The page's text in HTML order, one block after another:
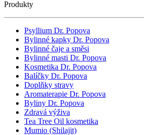
Produkty
Psyllium Dr. Popova
Bylinné kapky Dr. Popova
Bylinné čaje a směsi
Bylinné masti Dr. Popova
Kosmetika Dr. Popova
Balíčky Dr. Popova
Doplňky stravy
Aromaterapie Dr. Popova
Byliny Dr. Popova
Zdravá výživa
Tea Tree Oil kosmetika
Mumio (Shilajit)